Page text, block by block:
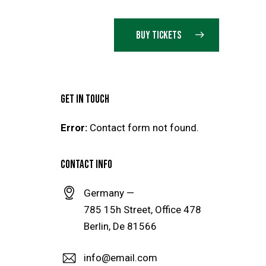
BUY TICKETS
GET IN TOUCH
Error: Contact form not found.
CONTACT INFO
Germany —
785 15h Street, Office 478
Berlin, De 81566
info@email.com